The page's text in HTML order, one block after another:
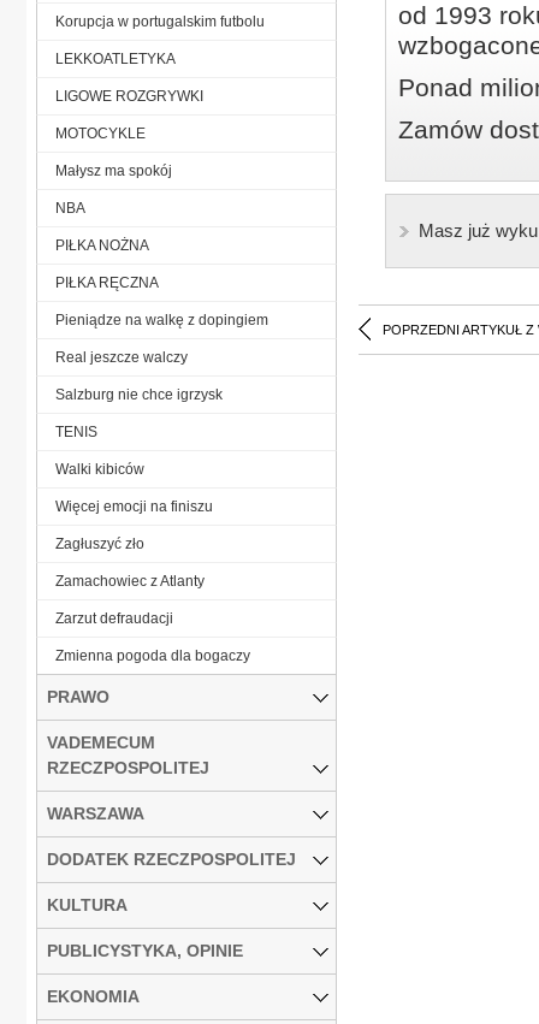
od 1993
Ponad
Zamów
Masz już
POPRZEDNI ARTYKUŁ Z
Korupcja w portugalskim futbolu
LEKKOATLETYKA
LIGOWE ROZGRYWKI
MOTOCYKLE
Małysz ma spokój
NBA
PIŁKA NOŻNA
PIŁKA RĘCZNA
Pieniądze na walkę z dopingiem
Real jeszcze walczy
Salzburg nie chce igrzysk
TENIS
Walki kibiców
Więcej emocji na finiszu
Zagłuszyć zło
Zamachowiec z Atlanty
Zarzut defraudacji
Zmienna pogoda dla bogaczy
PRAWO
VADEMECUM
RZECZPOSPOLITEJ
WARSZAWA
DODATEK RZECZPOSPOLITEJ
KULTURA
PUBLICYSTYKA, OPINIE
EKONOMIA